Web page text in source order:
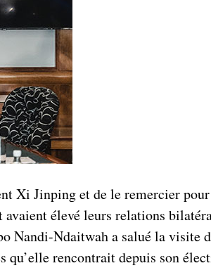
Xi Jinping et de le remercier pour
élevé leurs relations
Nandi-Ndaitwah a salué la visite
rencontrait depuis son